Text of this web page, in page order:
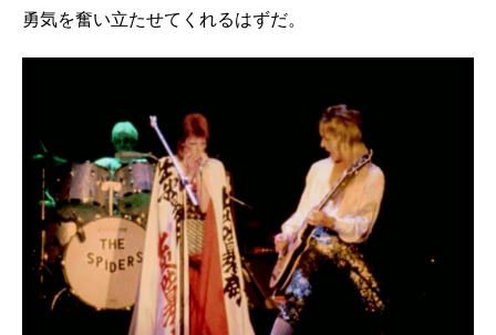
勇気を奮い立たせてくれるはずだ。